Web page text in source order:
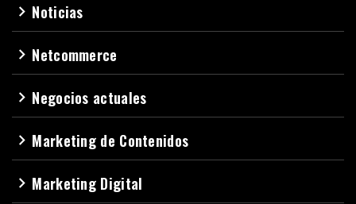
navigate_next Noticias
navigate_next Netcommerce
navigate_next Negocios actuales
navigate_next Marketing de Contenidos
navigate_next Marketing Digital